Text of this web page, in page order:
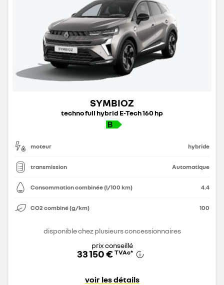
SYMBIOZ
techno full hybrid E-Tech 160 hp
moteur hybride
transmission Automatique
Consommation combinée (l/100 km) 4.4
CO2 combiné (g/km) 100
disponible chez plusieurs concessionnaires
prix conseillé
33 150 € TVAc*
voir les détails